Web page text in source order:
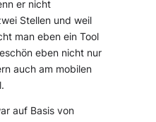
er nicht
Stellen und weil
man eben ein Tool
eben nicht nur
auch am mobilen
auf Basis von